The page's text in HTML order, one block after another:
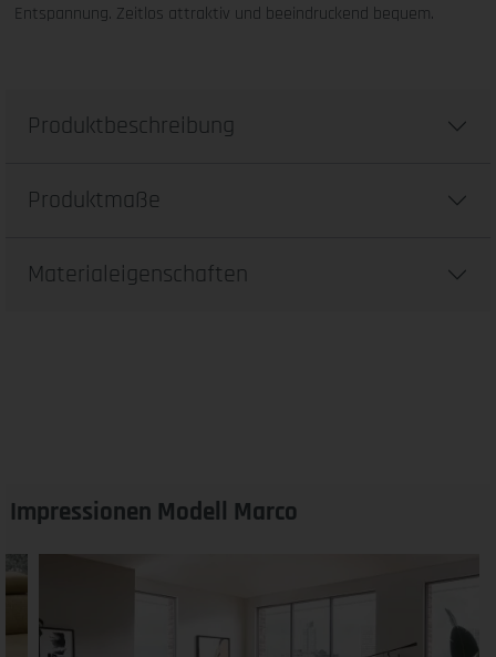
Entspannung. Zeitlos attraktiv und beeindruckend bequem.
Produktbeschreibung
Produktmaße
Materialeigenschaften
Impressionen Modell Marco